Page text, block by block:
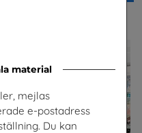
material
mejlas
e-postadress
Du kan